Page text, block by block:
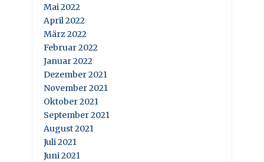
Mai 2022
April 2022
März 2022
Februar 2022
Januar 2022
Dezember 2021
November 2021
Oktober 2021
September 2021
August 2021
Juli 2021
Juni 2021